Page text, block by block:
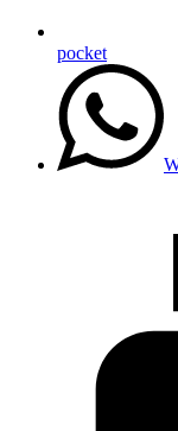
pocket